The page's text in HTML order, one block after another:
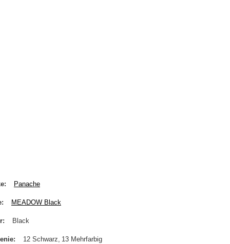
Panache
MEADOW Black
Black
12 Schwarz 13 Mehrfarbig